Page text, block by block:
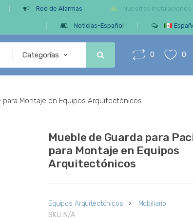
Red de Alarmas Nuestras Instalaciones
Noticias-Español
0 0
para Montaje en Equipos Arquitectónicos
Mueble de Guarda para
para Montaje en Equipos
Arquitectónicos
Equipos Arquitectónicos >
Mobiliario
SKU: N/A